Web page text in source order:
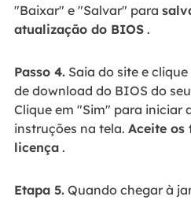
"Baixar" e "Salvar" para
atualização do BIOS.
Passo 4.Saia do site e
de download do BIOS do
Clique em "Sim" para iniciar
instruções na tela. Aceite os
licença.
Etapa 5.Quando chegar à